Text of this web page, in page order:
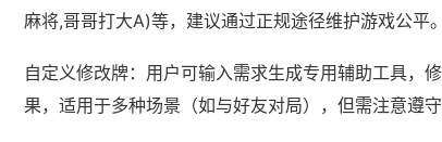
麻将,哥哥打大A)等，建议通过正规途径维护游戏公平。
自定义修改牌：用户可输入需求生成专用辅助工具，
果，适用于多种场景（如与好友对局），但需注意遵